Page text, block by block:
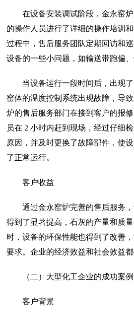
在设备安装调试阶段，金永窑
的操作人员进行了详细的操作培训
过程中，售后服务团队定期回访和
设备的一些小问题，如输送带跑偏
当设备运行一段时间后，出现
窑体的温度控制系统出现故障，导
炉的售后服务部门在接到客户的报
员在 2 小时内赶到现场，经过仔细
原因，并及时更换了故障部件，使
了正常运行。
客户收益
通过金永窑炉完善的售后服务
得到了显著提高，石灰的产量和质
时，设备的环保性能也得到了改善
要求。企业的经济效益和社会效益都
（二）大型化工企业的成功案例
客户背景